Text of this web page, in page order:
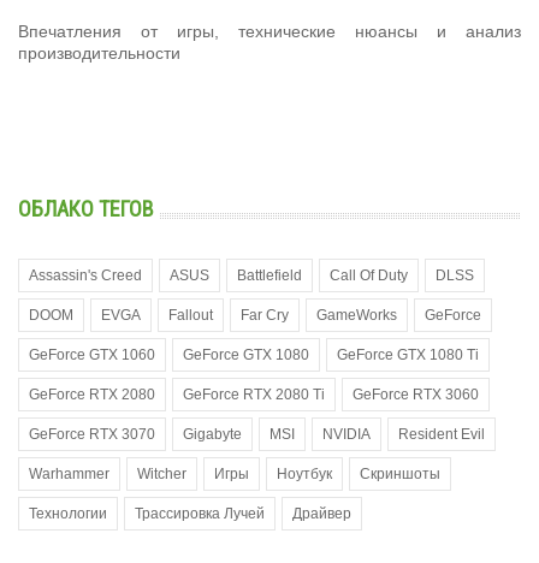
Впечатления от игры, технические нюансы и анализ
производительности
ОБЛАКО ТЕГОВ
Assassin's Creed ASUS Battlefield Call Of Duty DLSS
DOOM EVGA Fallout Far Cry GameWorks GeForce
GeForce GTX 1060 GeForce GTX 1080 GeForce GTX 1080 Ti
GeForce RTX 2080 GeForce RTX 2080 Ti GeForce RTX 3060
GeForce RTX 3070 Gigabyte MSI NVIDIA Resident Evil
Warhammer Witcher Игры Ноутбук Скриншоты
Технологии Трассировка Лучей Драйвер